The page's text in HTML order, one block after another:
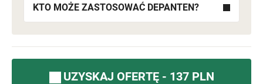
KTO MOŻE ZASTOSOWAĆ DEPANTEN?
UZYSKAJ OFERTĘ - 137 PLN